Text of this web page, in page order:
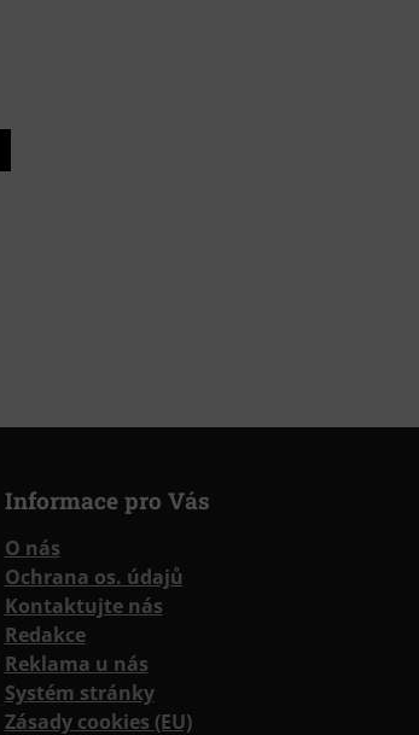
Informace pro Vás
O nás
Ochrana os. údajů
Kontaktujte nás
Redakce
Reklama u nás
Systém stránky
Zásady cookies (EU)